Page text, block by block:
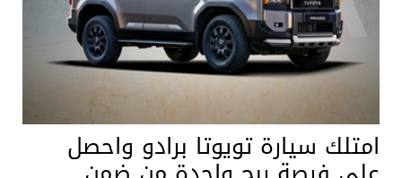
امتلك سيارة تويوتا برادو واحصل